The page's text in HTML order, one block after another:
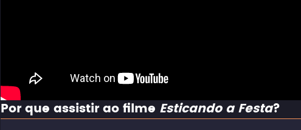
Por que assistir ao filme Esticando a Festa?